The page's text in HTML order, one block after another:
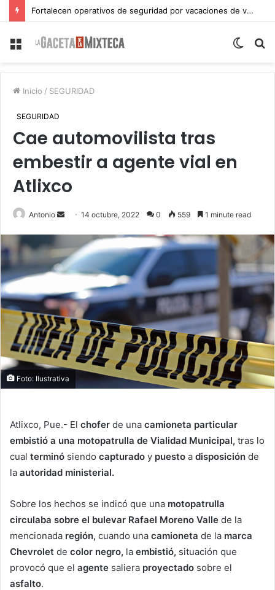
Fortalecen operativos de seguridad por vacaciones de verano en Atlixco
Menu
Switch
Inicio / SEGURIDAD
SEGURIDAD
Cae automovilista tras
embestir a agente vial en
Atlixco
Antonio
Send14 octubre, 2022 0 559 1 minute read
Foto: Ilustrativa
Atlixco, Pue.- El chofer de una camioneta particular
embistió a una motopatrulla de Vialidad Municipal, tras lo
cual terminó siendo capturado y puesto a disposición de
la autoridad ministerial.
Sobre los hechos se indicó que una motopatrulla
circulaba sobre el bulevar Rafael Moreno Valle de la
mencionada región, cuando una camioneta de la marca
Chevrolet de color negro, la embistió, situación que
provocó que el agente saliera proyectado sobre el
asfalto.